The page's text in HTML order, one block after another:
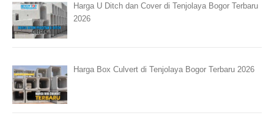
Harga U Ditch dan Cover di Tenjolaya Bogor Terbaru
2026
Harga Box Culvert di Tenjolaya Bogor Terbaru 2026